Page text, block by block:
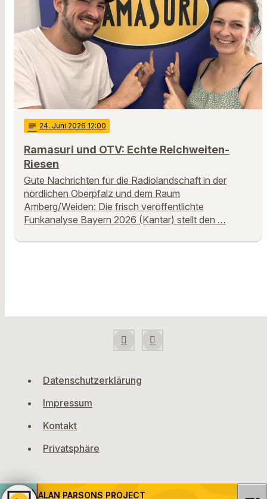
notes 24. Juni 2026 12:00
Ramasuri und OTV: Echte Reichweiten-
Riesen
Gute Nachrichten für die Radiolandschaft in der
nördlichen Oberpfalz und dem Raum
Amberg/Weiden: Die frisch veröffentlichte
Funkanalyse Bayern 2026 (Kantar) stellt den …
Datenschutzerklärung
Impressum
Kontakt
Privatsphäre
ALAN PARSONS PROJECT